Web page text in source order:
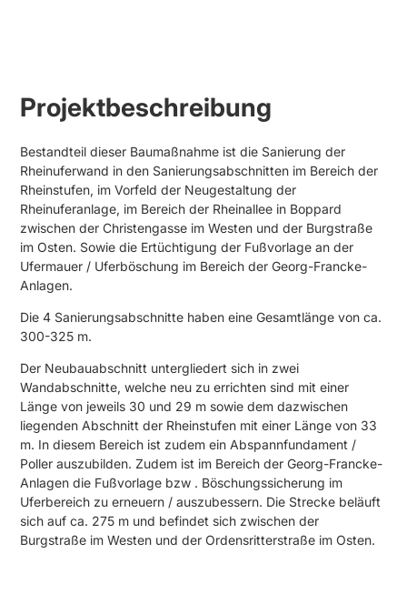
Projektbeschreibung
Bestandteil dieser Baumaßnahme ist die Sanierung der
Rheinuferwand in den Sanierungsabschnitten im Bereich der
Rheinstufen, im Vorfeld der Neugestaltung der
Rheinuferanlage, im Bereich der Rheinallee in Boppard
zwischen der Christengasse im Westen und der Burgstraße
im Osten. Sowie die Ertüchtigung der Fußvorlage an der
Ufermauer / Uferböschung im Bereich der Georg-Francke-
Anlagen.
Die 4 Sanierungsabschnitte haben eine Gesamtlänge von ca.
300-325 m.
Der Neubauabschnitt untergliedert sich in zwei
Wandabschnitte, welche neu zu errichten sind mit einer
Länge von jeweils 30 und 29 m sowie dem dazwischen
liegenden Abschnitt der Rheinstufen mit einer Länge von 33
m. In diesem Bereich ist zudem ein Abspannfundament /
Poller auszubilden. Zudem ist im Bereich der Georg-Francke-
Anlagen die Fußvorlage bzw . Böschungssicherung im
Uferbereich zu erneuern / auszubessern. Die Strecke beläuft
sich auf ca. 275 m und befindet sich zwischen der
Burgstraße im Westen und der Ordensritterstraße im Osten.